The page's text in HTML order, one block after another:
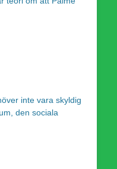
inte vara skyldig
den sociala